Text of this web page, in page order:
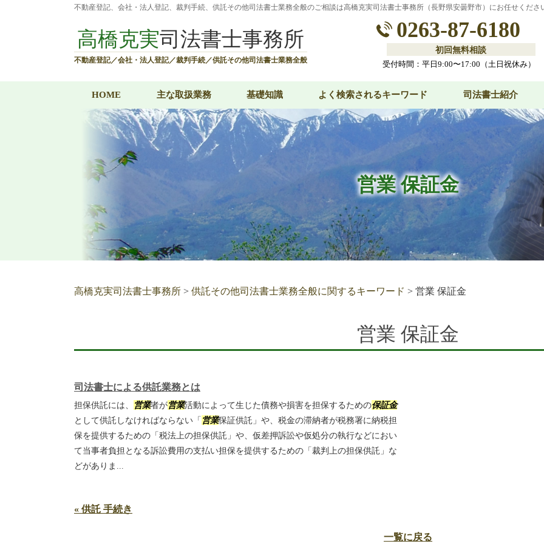
営業 保証金
不動産登記、会社・法人登記、裁判手続、供託その他司法書士業務全般のご相談は高橋克実司法書士事務所（長野県安曇野市）にお任せくださ
高橋克実司法書士事務所
不動産登記／会社・法人登記／裁判手続／供託その他司法書士業務全般
0263-87-6180
初回無料相談
受付時間：平日9:00〜17:00（土日祝休み）
HOME 主な取扱業務 基礎知識 よく検索されるキーワード 司法書士紹介
高橋克実司法書士事務所 > 供託その他司法書士業務全般に関するキーワード > 営業 保証金
営業 保証金
司法書士による供託業務とは
担保供託には、 営業者が営業活動によって生じた債務や損害を担保するための保証金
として供託しなければならない「 営業保証供託」や、税金の滞納者が税務署に納税担
保を提供するための「税法上の担保供託」や、仮差押訴訟や仮処分の執行などにおい
て当事者負担となる訴訟費用の支払い担保を提供するための「裁判上の担保供託」な
どがありま...
« 供託 手続き
一覧に戻る